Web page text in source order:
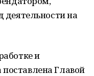
деятельности на
и
Главой